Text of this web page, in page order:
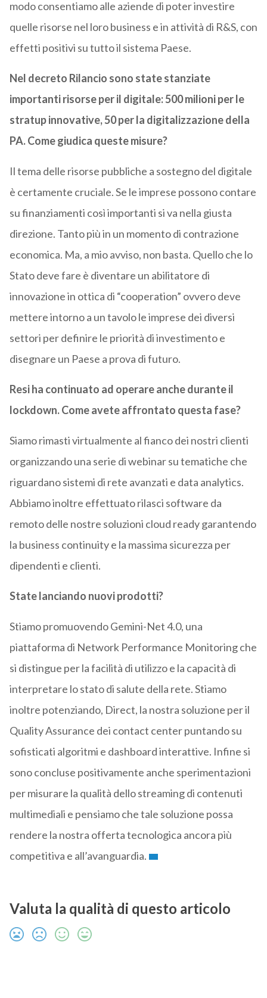
modo consentiamo alle aziende di poter investire
quelle risorse nel loro business e in attività di R&S, con
effetti positivi su tutto il sistema Paese.
Nel decreto Rilancio sono state stanziate
importanti risorse per il digitale: 500 milioni per le
stratup innovative, 50 per la digitalizzazione della
PA. Come giudica queste misure?
Il tema delle risorse pubbliche a sostegno del digitale
è certamente cruciale. Se le imprese possono contare
su finanziamenti così importanti si va nella giusta
direzione. Tanto più in un momento di contrazione
economica. Ma, a mio avviso, non basta. Quello che lo
Stato deve fare è diventare un abilitatore di
innovazione in ottica di “cooperation” ovvero deve
mettere intorno a un tavolo le imprese dei diversi
settori per definire le priorità di investimento e
disegnare un Paese a prova di futuro.
Resi ha continuato ad operare anche durante il
lockdown. Come avete affrontato questa fase?
Siamo rimasti virtualmente al fianco dei nostri clienti
organizzando una serie di webinar su tematiche che
riguardano sistemi di rete avanzati e data analytics.
Abbiamo inoltre effettuato rilasci software da
remoto delle nostre soluzioni cloud ready garantendo
la business continuity e la massima sicurezza per
dipendenti e clienti.
State lanciando nuovi prodotti?
Stiamo promuovendo Gemini-Net 4.0, una
piattaforma di Network Performance Monitoring che
si distingue per la facilità di utilizzo e la capacità di
interpretare lo stato di salute della rete. Stiamo
inoltre potenziando, Direct, la nostra soluzione per il
Quality Assurance dei contact center puntando su
sofisticati algoritmi e dashboard interattive. Infine si
sono concluse positivamente anche sperimentazioni
per misurare la qualità dello streaming di contenuti
multimediali e pensiamo che tale soluzione possa
rendere la nostra offerta tecnologica ancora più
competitiva e all’avanguardia.
Valuta la qualità di questo articolo